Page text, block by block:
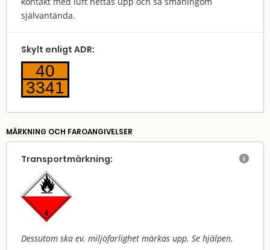
självantända.
Skylt enligt ADR:
40
3341
MÄRKNING OCH FAROANGIVELSER
Transport­märkning:
Dessutom ska ev. miljöfarlighet märkas upp. Se hjälpen.
